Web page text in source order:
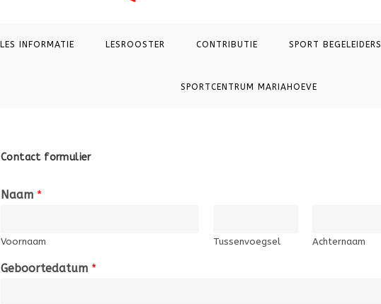
LES INFORMATIE LESROOSTER CONTRIBUTIE SPORT BEGELEIDERS
SPORTCENTRUM MARIAHOEVE
Contact formulier
Naam *
Voornaam Tussenvoegsel Achternaam
Geboortedatum *